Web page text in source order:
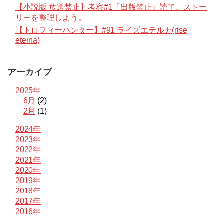
【小説版 放送禁止】考察#1『出版禁止』読了。ストー
リーを整理しよう。
【トロフィーハンター】#91 ライズエテルナ(rise
eterna)
アーカイブ
2025年
6月 (2)
2月 (1)
2024年
2023年
2022年
2021年
2020年
2019年
2018年
2017年
2016年